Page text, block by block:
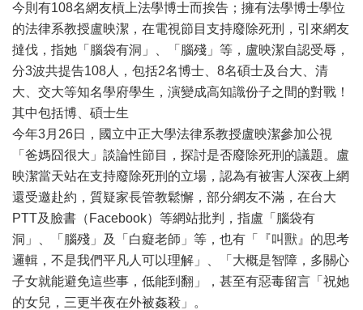
今則有108名網友槓上法學博士而挨告；擁有法學博士學位
的法律系教授盧映潔，在電視節目支持廢除死刑，引來網友
撻伐，指她「腦袋有洞」、「腦殘」等，盧映潔自認受辱，
分3波共提告108人，包括2名博士、8名碩士及台大、清
大、交大等知名學府學生，演變成高知識份子之間的對戰！
其中包括博、碩士生
今年3月26日，國立中正大學法律系教授盧映潔參加公視
「爸媽囧很大」談論性節目，探討是否廢除死刑的議題。盧
映潔當天站在支持廢除死刑的立場，認為有被害人深夜上網
還受邀赴約，質疑家長管教鬆懈，部分網友不滿，在台大
PTT及臉書（Facebook）等網站批判，指盧「腦袋有
洞」、「腦殘」及「白癡老師」等，也有「『叫獸』的思考
邏輯，不是我們平凡人可以理解」、「大概是智障，多關心
子女就能避免這些事，低能到翻」，甚至有惡毒留言「祝她
的女兒，三更半夜在外被姦殺」。